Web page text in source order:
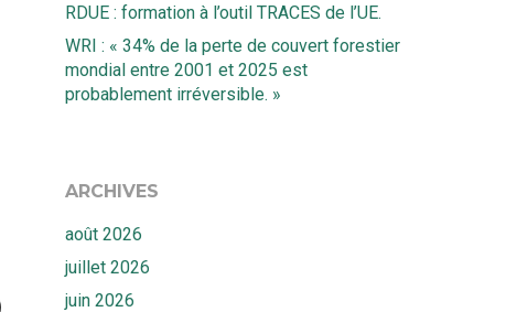
RDUE : formation à l’outil TRACES de l’UE.
WRI : « 34% de la perte de couvert forestier
mondial entre 2001 et 2025 est
probablement irréversible. »
ARCHIVES
août 2026
juillet 2026
juin 2026